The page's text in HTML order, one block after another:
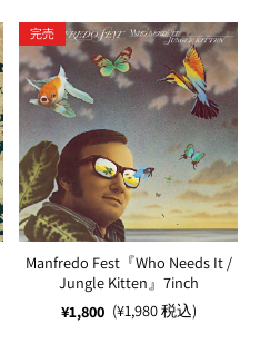
完売
Manfredo Fest『Who Needs It /
Jungle Kitten』7inch
¥1,800 (¥1,980 税込)